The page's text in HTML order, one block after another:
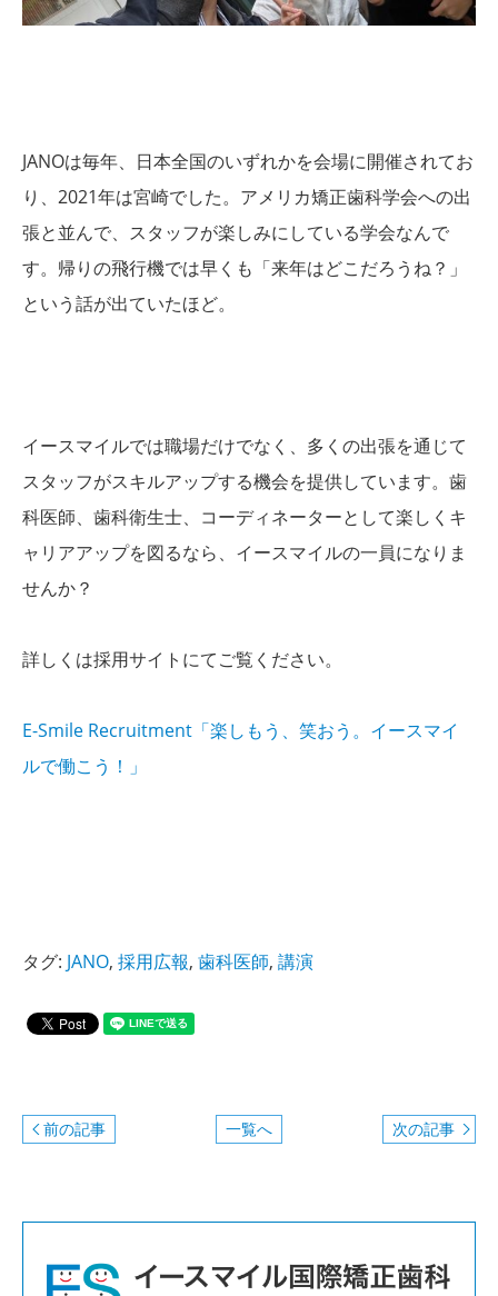
JANOは毎年、日本全国のいずれかを会場に開催されてお
り、2021年は宮崎でした。 アメリカ矯正歯科学会への出
張と並んで、スタッフが楽しみにしている学会なんで
す。 帰りの飛行機では早くも「来年はどこだろうね？」
という話が出ていたほど。
イースマイルでは職場だけでなく、多くの出張を通じて
スタッフがスキルアップする機会を提供しています。 歯
科医師、歯科衛生士、コーディネーターとして楽しくキ
ャリアアップを図るなら、イースマイルの一員になりま
せんか？
詳しくは採用サイトにてご覧ください。
E-Smile Recruitment「楽しもう、笑おう。イースマイ
ルで働こう！」
タグ: JANO, 採用広報, 歯科医師, 講演
前の記事 一覧へ 次の記事